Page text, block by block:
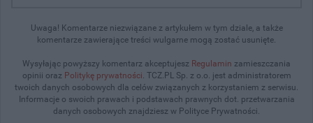
Uwaga! Komentarze niezwiązane z artykułem w tym dziale, a także
komentarze zawierające treści wulgarne mogą zostać usunięte.
Wysyłając powyższy komentarz akceptujesz Regulamin zamieszczania
opinii oraz Politykę prywatności. TCZ.PL Sp. z o.o. jest administratorem
twoich danych osobowych dla celów związanych z korzystaniem z serwisu.
Informacje o swoich prawach i podstawach prawnych dot. przetwarzania
danych osobowych znajdziesz w Polityce Prywatności.